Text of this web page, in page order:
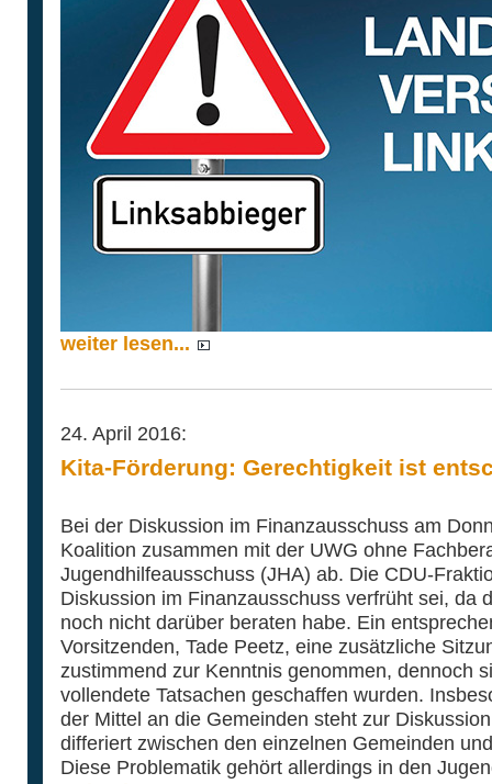
weiter lesen...
24. April 2016:
Kita-Förderung: Gerechtigkeit ist
Bei der Diskussion im Finanzausschuss am
Koalition zusammen mit der UWG ohne
Jugendhilfeausschuss (JHA) ab. Die CDU-
Diskussion im Finanzausschuss verfrüht sei, da
noch nicht darüber beraten habe. Ein
Vorsitzenden, Tade Peetz, eine zusätzliche
zustimmend zur Kenntnis genommen, dennoch
vollendete Tatsachen geschaffen wurden.
der Mittel an die Gemeinden steht zur
differiert zwischen den einzelnen Gemeinden
Diese Problematik gehört allerdings in den